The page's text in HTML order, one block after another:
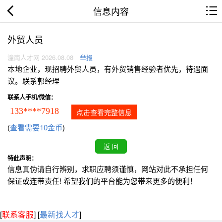
信息内容
外贸人员
潼南人才网 2026.08.08 举报
本地企业，现招聘外贸人员，有外贸销售经验者优先，待遇面
议。联系郭经理
联系人手机/微信：
133****7918 点击查看完整信息
(查看需要10金币)
特此声明：
信息真伪请自行辨别，求职应聘须谨慎，网站对此不承担任何
保证或连带责任! 希望我们的平台能为您带来更多的便利！
[联系客服] [最新找人才]